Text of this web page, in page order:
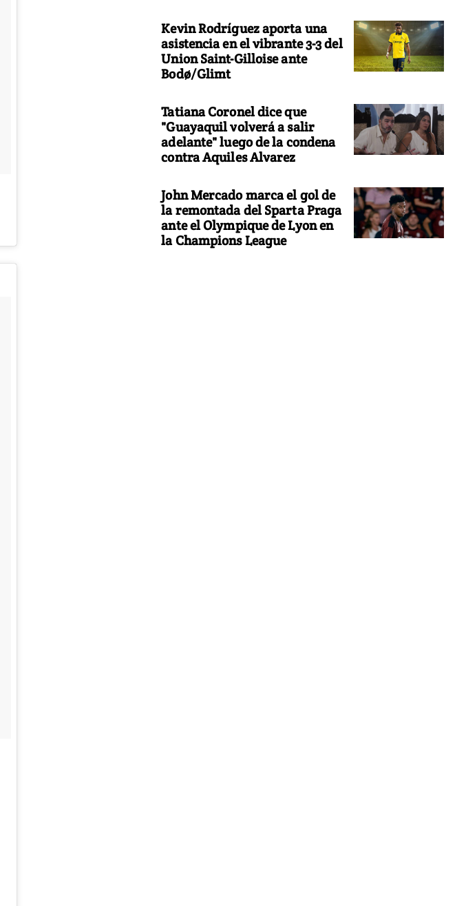
Kevin Rodríguez aporta una
asistencia en el vibrante 3-3 del
Union Saint-Gilloise ante
Bodø/Glimt
Tatiana Coronel dice que
"Guayaquil volverá a salir
adelante" luego de la condena
contra Aquiles Alvarez
John Mercado marca el gol de
la remontada del Sparta Praga
ante el Olympique de Lyon en
la Champions League